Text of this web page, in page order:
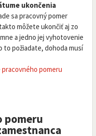
ukončenia
sa pracovný pomer
môžete ukončiť aj zo
a jedno jej vyhotovenie
to požiadate, dohoda musí
pomeru
pomeru